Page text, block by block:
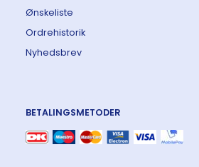
Ønskeliste
Ordrehistorik
Nyhedsbrev
BETALINGSMETODER